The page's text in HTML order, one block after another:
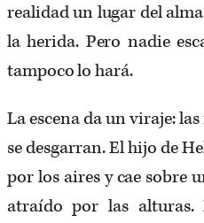
realidad un lugar del
la herida. Pero nadie
tampoco lo hará.
La escena da un viraje:
se desgarran. El hijo de
por los aires y cae sobre
atraído por las